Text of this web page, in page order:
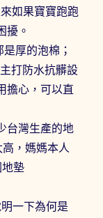
如果寶寶跑跑
擾。
厚的泡棉；
打防水抗髒設
擔心，可以直
台灣生產的地
，媽媽本人
墊
一下為何是